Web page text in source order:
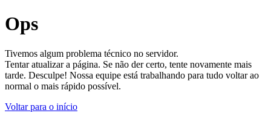
Ops
Tivemos algum problema técnico no servidor.
Tentar atualizar a página. Se não der certo, tente novamente mais
tarde. Desculpe! Nossa equipe está trabalhando para tudo voltar ao
normal o mais rápido possível.
Voltar para o início